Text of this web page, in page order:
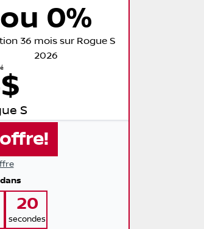
ou 0%
36 mois sur Rogue S
2026
S
19
secondes